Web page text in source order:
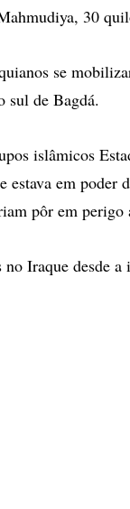
30
se
sul de Bagdá.
islâmicos
em poder
pôr em perigo
Iraque desde